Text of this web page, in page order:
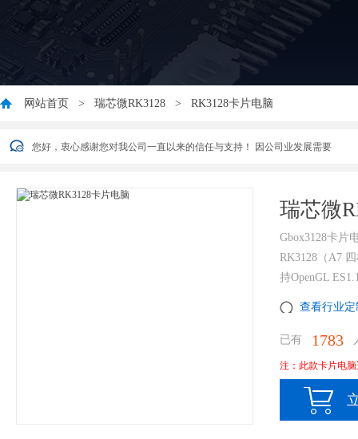
网站首页 > 瑞芯微RK3128 > RK3128卡片电脑
您好，衷心感谢您对我公司一直以来的信任与支持！ 因公司业发展需要
您好，衷心感谢您对我公司一直以来的信任与支持！ 因公司业发展需要
瑞芯微
Gbox3128卡片
RK3128（A7
持OpenGL
查看行业
已有 1783
注：此款卡片电
立